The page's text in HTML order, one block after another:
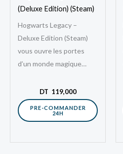
(Deluxe Edition) (Steam)
Hogwarts Legacy –
Deluxe Edition (Steam)
vous ouvre les portes
d’un monde magique
entièrement réimaginé.
Ce RPG en monde ouvert
vous plonge…
DT 119,000
PRE-COMMANDER
24H